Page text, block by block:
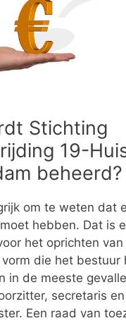
Stichting
19-
beheerd?
om te weten dat
hebben. Dat is
het oprichten van
die het bestuur
in de meeste
secretaris
Een raad van